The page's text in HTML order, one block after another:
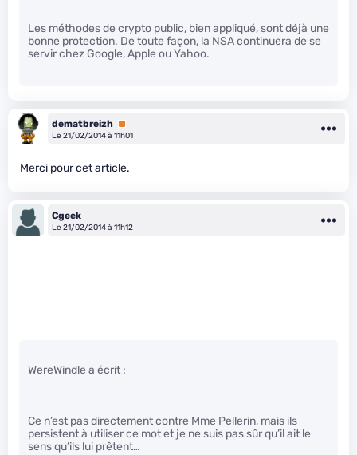
Les méthodes de crypto public, bien appliqué, sont déjà une
bonne protection. De toute façon, la NSA continuera de se
servir chez Google, Apple ou Yahoo.
dematbreizh Premium
Le 21/02/2014 à 11h01
Merci pour cet article.
Cgeek
Le 21/02/2014 à 11h12
WereWindle a écrit :
Ce n’est pas directement contre Mme Pellerin, mais ils
persistent à utiliser ce mot et je ne suis pas sûr qu’il ait le
sens qu’ils lui prêtent…